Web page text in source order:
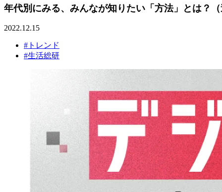
年代別にみる、みんなが知りたい「方法」とは？
2022.12.15
#トレンド
#生活総研